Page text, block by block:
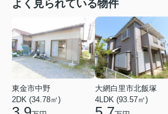
よく見られている物件
東金市中野
2DK (34.78㎡)
大網白里市北飯塚
4LDK (93.57㎡)